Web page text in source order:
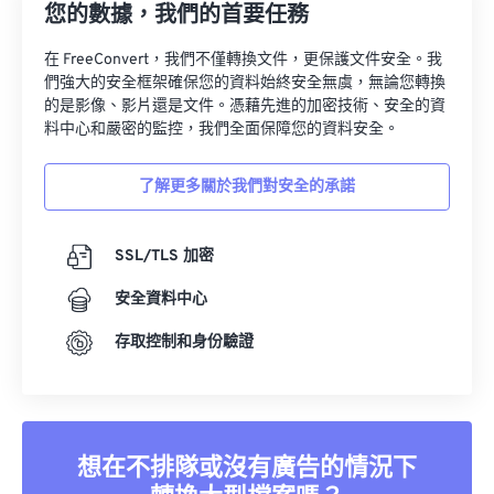
您的數據，我們的首要任務
在 FreeConvert，我們不僅轉換文件，更保護文件安全。我
們強大的安全框架確保您的資料始終安全無虞，無論您轉換
的是影像、影片還是文件。憑藉先進的加密技術、安全的資
料中心和嚴密的監控，我們全面保障您的資料安全。
了解更多關於我們對安全的承諾
SSL/TLS 加密
安全資料中心
存取控制和身份驗證
想在不排隊或沒有廣告的情況下